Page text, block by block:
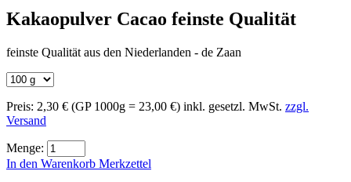
Kakaopulver Cacao feinste Qualität
feinste Qualität aus den Niederlanden - de Zaan
Preis: 2,30 € (GP 1000g = 23,00 €) inkl. gesetzl. MwSt. zzgl.
Versand
Menge:
In den Warenkorb Merkzettel